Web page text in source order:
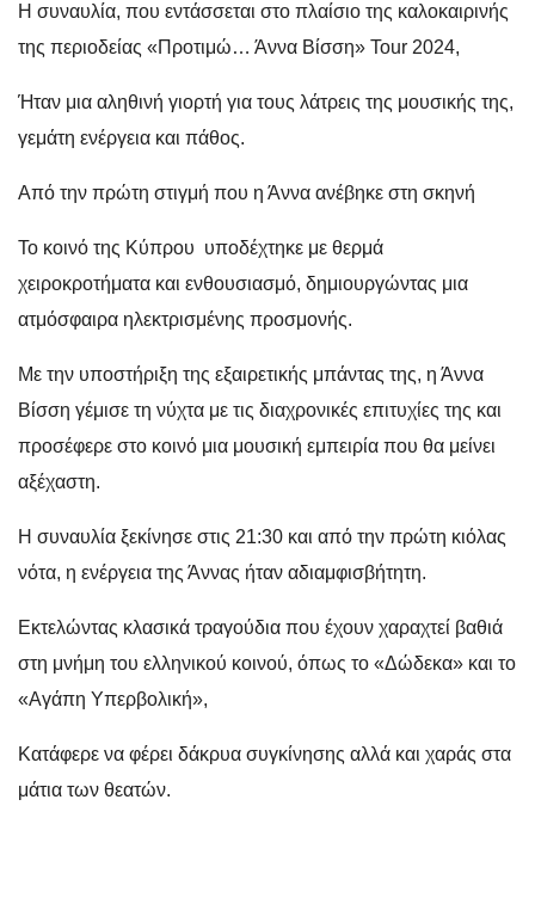
Η συναυλία, που εντάσσεται στο πλαίσιο της καλοκαιρινής
της περιοδείας «Προτιμώ… Άννα Βίσση» Tour 2024,
Ήταν μια αληθινή γιορτή για τους λάτρεις της μουσικής της,
γεμάτη ενέργεια και πάθος.
Από την πρώτη στιγμή που η Άννα ανέβηκε στη σκηνή
Το κοινό της Κύπρου υποδέχτηκε με θερμά
χειροκροτήματα και ενθουσιασμό, δημιουργώντας μια
ατμόσφαιρα ηλεκτρισμένης προσμονής.
Με την υποστήριξη της εξαιρετικής μπάντας της, η Άννα
Βίσση γέμισε τη νύχτα με τις διαχρονικές επιτυχίες της και
προσέφερε στο κοινό μια μουσική εμπειρία που θα μείνει
αξέχαστη.
Η συναυλία ξεκίνησε στις 21:30 και από την πρώτη κιόλας
νότα, η ενέργεια της Άννας ήταν αδιαμφισβήτητη.
Εκτελώντας κλασικά τραγούδια που έχουν χαραχτεί βαθιά
στη μνήμη του ελληνικού κοινού, όπως το «Δώδεκα» και το
«Αγάπη Υπερβολική»,
Κατάφερε να φέρει δάκρυα συγκίνησης αλλά και χαράς στα
μάτια των θεατών.